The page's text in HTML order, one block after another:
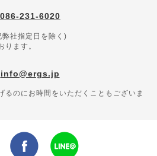
086-231-6020
社指定日を除く)
ります。
info@ergs.jp
るのにお時間をいただくこともございま